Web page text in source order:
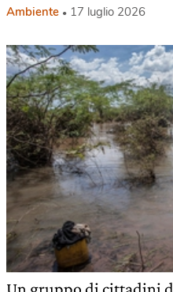
Ambiente 17 luglio 2026